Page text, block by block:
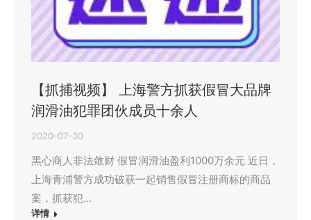
【抓捕视频】 上海警方抓获假冒大品牌
润滑油犯罪团伙成员十余人
2020-07-30
黑心商人非法敛财 假冒润滑油盈利1000万余元 近日，
上海青浦警方成功破获一起销售假冒注册商标的商品
案，抓获犯…
详情